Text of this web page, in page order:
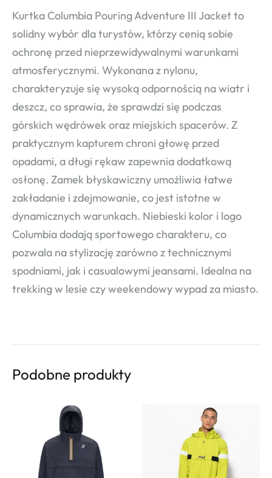
Kurtka Columbia Pouring Adventure III Jacket to
solidny wybór dla turystów, którzy cenią sobie
ochronę przed nieprzewidywalnymi warunkami
atmosferycznymi. Wykonana z nylonu,
charakteryzuje się wysoką odpornością na wiatr i
deszcz, co sprawia, że sprawdzi się podczas
górskich wędrówek oraz miejskich spacerów. Z
praktycznym kapturem chroni głowę przed
opadami, a długi rękaw zapewnia dodatkową
osłonę. Zamek błyskawiczny umożliwia łatwe
zakładanie i zdejmowanie, co jest istotne w
dynamicznych warunkach. Niebieski kolor i logo
Columbia dodają sportowego charakteru, co
pozwala na stylizację zarówno z technicznymi
spodniami, jak i casualowymi jeansami. Idealna na
trekking w lesie czy weekendowy wypad za miasto.
Podobne produkty